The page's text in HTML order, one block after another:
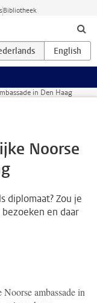
Bibliotheek
in Den Haag
Noorse
diplomaat? Zou je
en daar
ambassade in